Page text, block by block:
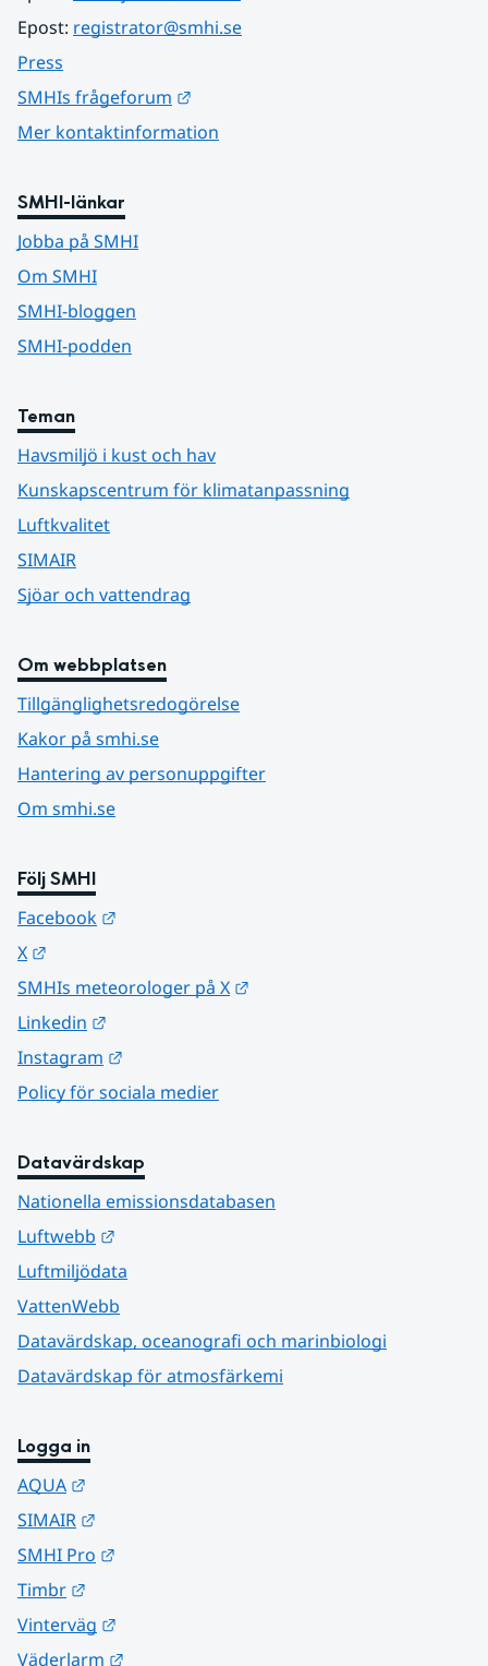
Epost: registrator@smhi.se
Press
SMHIs frågeforum
Mer kontaktinformation
SMHI-länkar
Jobba på SMHI
Om SMHI
SMHI-bloggen
SMHI-podden
Teman
Havsmiljö i kust och hav
Kunskapscentrum för klimatanpassning
Luftkvalitet
SIMAIR
Sjöar och vattendrag
Om webbplatsen
Tillgänglighetsredogörelse
Kakor på smhi.se
Hantering av personuppgifter
Om smhi.se
Följ SMHI
Facebook
X
SMHIs meteorologer på X
Linkedin
Instagram
Policy för sociala medier
Datavärdskap
Nationella emissionsdatabasen
Luftwebb
Luftmiljödata
VattenWebb
Datavärdskap, oceanografi och marinbiologi
Datavärdskap för atmosfärkemi
Logga in
AQUA
SIMAIR
SMHI Pro
Timbr
Vinterväg
Väderlarm